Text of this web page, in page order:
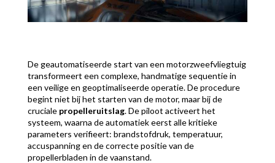
De geautomatiseerde start van een motorzweefvliegtuig
transformeert een complexe, handmatige sequentie in
een veilige en geoptimaliseerde operatie. De procedure
begint niet bij het starten van de motor, maar bij de
cruciale propelleruitslag. De piloot activeert het
systeem, waarna de automatiek eerst alle kritieke
parameters verifieert: brandstofdruk, temperatuur,
accuspanning en de correcte positie van de
propellerbladen in de vaanstand.